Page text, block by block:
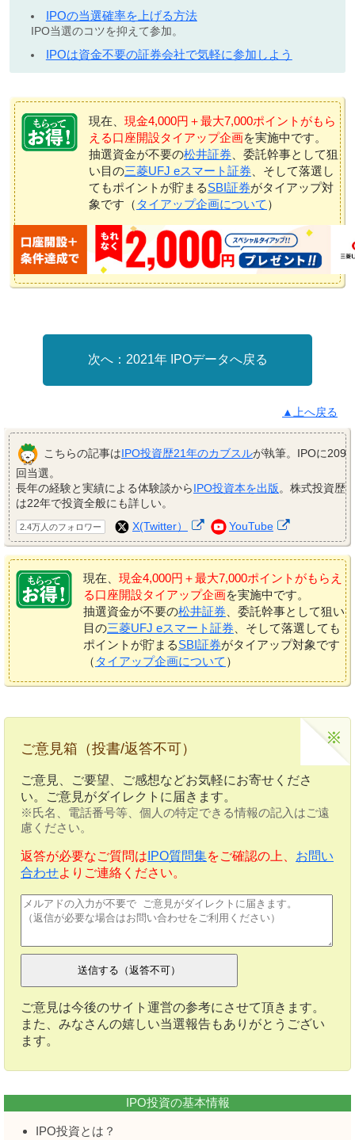
IPOの当選確率を上げる方法
IPO当選のコツを抑えて参加。
IPOは資金不要の証券会社で気軽に参加しよう
現在、 現金4,000円＋最大7,000ポイントがもら
える口座開設タイアップ企画を実施中です。
抽選資金が不要の松井証券 、委託幹事として狙
い目の三菱UFJ eスマート証券 、そして落選し
てもポイントが貯まるSBI証券がタイアップ対
象です（ タイアップ企画について ）
2021年 IPOデータへ戻る
▲上へ戻る
こちらの記事はIPO投資歴21年のカブスルが執筆。IPOに209
回当選。
長年の経験と実績による体験談からIPO投資本を出版。株式投資歴
は22年で投資全般にも詳しい。
2.4万人のフォロワー X(Twitter） YouTube
現在、 現金4,000円＋最大7,000ポイントがもらえ
る口座開設タイアップ企画を実施中です。
抽選資金が不要の松井証券、委託幹事として狙い
目の三菱UFJ eスマート証券、そして落選しても
ポイントが貯まるSBI証券がタイアップ対象です
（ タイアップ企画について ）
ご意見箱（投書/返答不可）
ご意見、ご要望、ご感想などお気軽にお寄せくださ
い。ご意見がダイレクトに届きます。
※氏名、電話番号等、個人の特定できる情報の記入はご遠
慮ください。
返答が必要なご質問は IPO質問集をご確認の上、 お問い
合わせよりご連絡ください。
ご意見は今後のサイト運営の参考にさせて頂きます。
また、みなさんの嬉しい当選報告もありがとうござい
ます。
IPO投資の基本情報
IPO投資とは？